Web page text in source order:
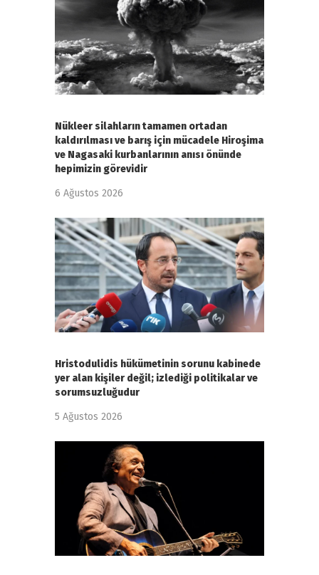
Nükleer silahların tamamen ortadan
kaldırılması ve barış için mücadele Hiroşima
ve Nagasaki kurbanlarının anısı önünde
hepimizin görevidir
6 Ağustos 2026
Hristodulidis hükümetinin sorunu kabinede
yer alan kişiler değil; izlediği politikalar ve
sorumsuzluğudur
5 Ağustos 2026